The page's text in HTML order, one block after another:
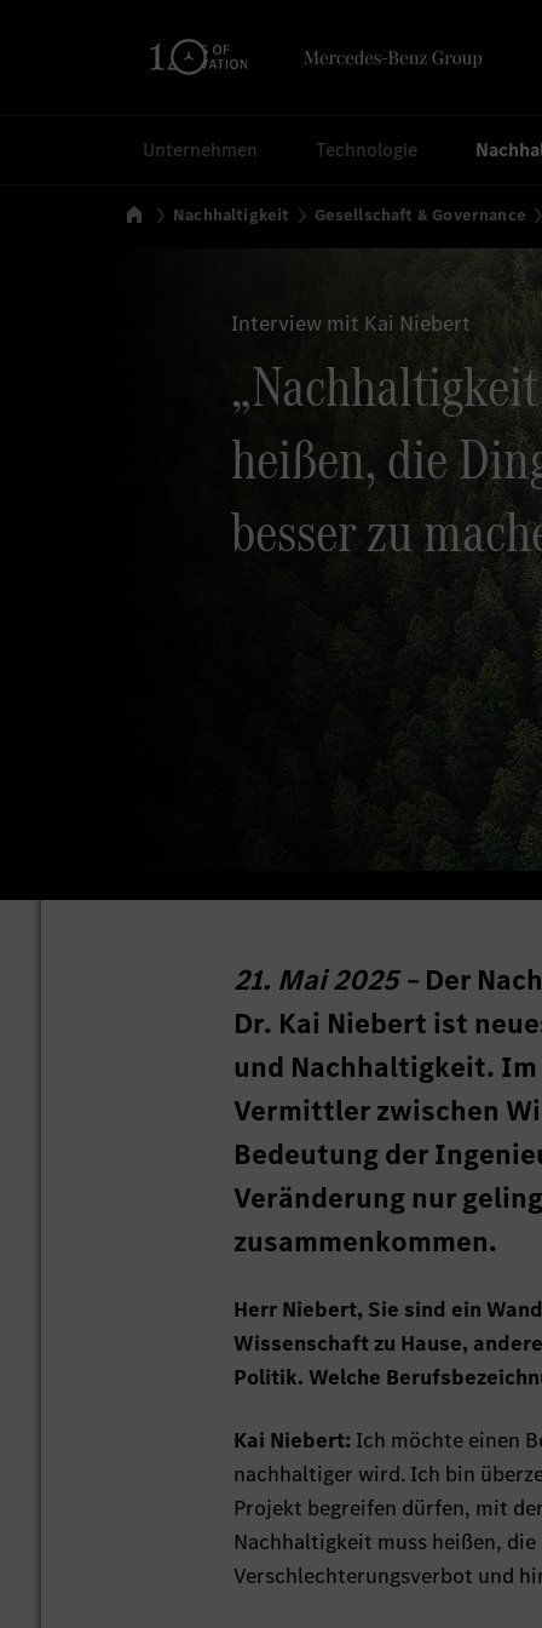
Unternehmen Technologie
Startseite
Nachhaltigkeit Gesellschaft & Governance
Interview mit Kai Niebert
heißen, die
besser zu
21. Mai 2025 – Der
Dr. Kai Niebert ist
und Nachhaltigkeit.
Vermittler zwischen
Bedeutung der
Veränderung nur
zusammenkommen.
Herr Niebert, Sie sind ein
Wissenschaft zu Hause,
Politik. Welche
Kai Niebert: Ich möchte einen
nachhaltiger wird. Ich bin
Projekt begreifen dürfen, mit
Nachhaltigkeit muss heißen, die
Verschlechterungsverbot und